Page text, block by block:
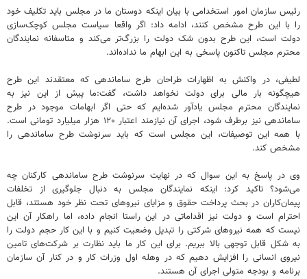
رئیس سازمان امور استخدامی با بیان اینکه دوستان ما در مجلس باید تکلیف خود
را با این طرح مشخص کنند، ادامه داد: اگر واقعا سیاست مجلس کوچک‌سازی
دولت است، این طرح بدون شک دولت را بزرگ‌تر می‌کند و متاسفانه نمایندگان
محترم مجلس تاکنون پاسخی به این ابهام ما نداده‌اند.
لطیفی، در واکنش به اظهارات طراحان طرح ساماندهی که معتقدند این طرح
هیچگونه بار مالی برای دولت نخواهد داشت، گفت:ما پیش از این نیز به
نمایندگان محترم مجلس یادآور شده‌ایم که حتی اگر ابهامات موجود در طرح
ساماندهی نیز برطرف شود، اجرای آن نیازمند اعتبار ۱۲۰ هزار میلیارد تومانی است.
با همه این توصیفات، این مجلس است که باید سرنوشت طرح ساماندهی را
مشخص کند.
وی در پاسخ به این سوال که در نهایت سرنوشت طرح ساماندهی کارکنان چه
می‌شود؟ تاکید کرد: اینکه نمایندگان مجلس به دنبال جلوگیری از تخلفات
پیمان‌کاران در بحث پرداخت حقوق و مزایای نیروهای تحت نظر خود هستند، قابل
احترام است و دولت نیز اقداماتی در این راستا انجام داده، اما راهکار آن این
نیست که همه نیروهای شرکتی را تبدیل وضعیت کنیم و با این کار حجم دولت را
به شکل قابل توجهی بالا ببریم. برای این کار ما باید نظارت بر شرکت‌های تامین
نیروی انسانی را افزایش دهیم که در وهله اول وزرات کار و در کنار آن سازمان
برنامه و بودجه متولی اجرای آن هستند.